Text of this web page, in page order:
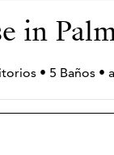
in
• 5 Baños •